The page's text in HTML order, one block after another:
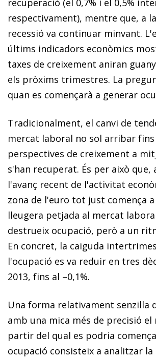
respectivament), mentre que, a
recessió va continuar minvant.
últims indicadors econòmics
taxes de creixement aniran
els pròxims trimestres. La
quan es començarà a generar
Tradicionalment, el canvi de
mercat laboral no sol arribar fins
perspectives de creixement a
s'han recuperat. És per això que,
l'avanç recent de l'activitat
zona de l'euro tot just comença
lleugera petjada al mercat
destrueix ocupació, però a un
En concret, la caiguda
l'ocupació es va reduir en tres
2013, fins al –0,1%.
Una forma relativament senzilla
amb una mica més de precisió el
partir del qual es podria
ocupació consisteix a analitzar la